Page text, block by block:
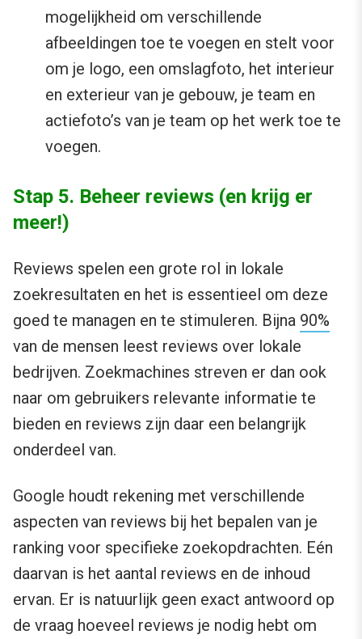
mogelijkheid om verschillende
afbeeldingen toe te voegen en stelt voor
om je logo, een omslagfoto, het interieur
en exterieur van je gebouw, je team en
actiefoto’s van je team op het werk toe te
voegen.
Stap 5. Beheer reviews (en krijg er
meer!)
Reviews spelen een grote rol in lokale
zoekresultaten en het is essentieel om deze
goed te managen en te stimuleren. Bijna 90%
van de mensen leest reviews over lokale
bedrijven. Zoekmachines streven er dan ook
naar om gebruikers relevante informatie te
bieden en reviews zijn daar een belangrijk
onderdeel van.
Google houdt rekening met verschillende
aspecten van reviews bij het bepalen van je
ranking voor specifieke zoekopdrachten. Eén
daarvan is het aantal reviews en de inhoud
ervan. Er is natuurlijk geen exact antwoord op
de vraag hoeveel reviews je nodig hebt om